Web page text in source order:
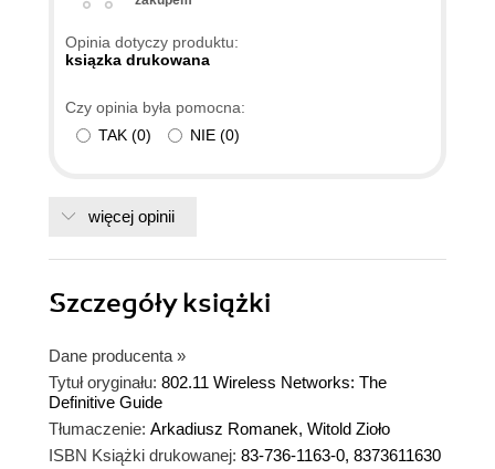
Opinia dotyczy produktu:
ksiązka drukowana
Czy opinia była pomocna:
TAK (0) NIE (0)
więcej opinii
Szczegółyksiążki
Dane producenta »
Tytuł oryginału: 802.11 Wireless Networks: The
Definitive Guide
Tłumaczenie: Arkadiusz Romanek, Witold Zioło
ISBN Książki drukowanej: 83-736-1163-0, 8373611630